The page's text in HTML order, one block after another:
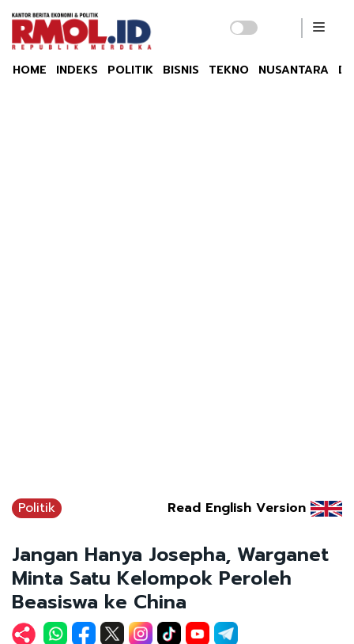
HOME INDEKS POLITIK BISNIS TEKNO NUSANTARA
Politik Read English Version
Jangan Hanya Josepha, Warganet
Minta Satu Kelompok Peroleh
Beasiswa ke China